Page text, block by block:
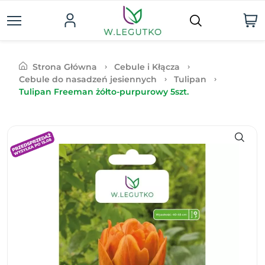
Strona Główna
Cebule i Kłącza
Cebule do nasadzeń jesiennych
Tulipan
Tulipan Freeman żółto-purpurowy 5szt.